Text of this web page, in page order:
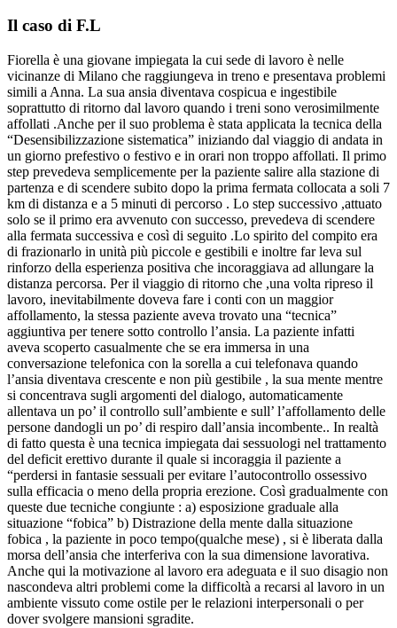
Il caso di F.L
Fiorella è una giovane impiegata la cui sede di lavoro è nelle
vicinanze di Milano che raggiungeva in treno e presentava problemi
simili a Anna. La sua ansia diventava cospicua e ingestibile
soprattutto di ritorno dal lavoro quando i treni sono verosimilmente
affollati .Anche per il suo problema è stata applicata la tecnica della
“Desensibilizzazione sistematica” iniziando dal viaggio di andata in
un giorno prefestivo o festivo e in orari non troppo affollati. Il primo
step prevedeva semplicemente per la paziente salire alla stazione di
partenza e di scendere subito dopo la prima fermata collocata a soli 7
km di distanza e a 5 minuti di percorso . Lo step successivo ,attuato
solo se il primo era avvenuto con successo, prevedeva di scendere
alla fermata successiva e così di seguito .Lo spirito del compito era
di frazionarlo in unità più piccole e gestibili e inoltre far leva sul
rinforzo della esperienza positiva che incoraggiava ad allungare la
distanza percorsa. Per il viaggio di ritorno che ,una volta ripreso il
lavoro, inevitabilmente doveva fare i conti con un maggior
affollamento, la stessa paziente aveva trovato una “tecnica”
aggiuntiva per tenere sotto controllo l’ansia. La paziente infatti
aveva scoperto casualmente che se era immersa in una
conversazione telefonica con la sorella a cui telefonava quando
l’ansia diventava crescente e non più gestibile , la sua mente mentre
si concentrava sugli argomenti del dialogo, automaticamente
allentava un po’ il controllo sull’ambiente e sull’ l’affollamento delle
persone dandogli un po’ di respiro dall’ansia incombente.. In realtà
di fatto questa è una tecnica impiegata dai sessuologi nel trattamento
del deficit erettivo durante il quale si incoraggia il paziente a
“perdersi in fantasie sessuali per evitare l’autocontrollo ossessivo
sulla efficacia o meno della propria erezione. Così gradualmente con
queste due tecniche congiunte : a) esposizione graduale alla
situazione “fobica” b) Distrazione della mente dalla situazione
fobica , la paziente in poco tempo(qualche mese) , si è liberata dalla
morsa dell’ansia che interferiva con la sua dimensione lavorativa.
Anche qui la motivazione al lavoro era adeguata e il suo disagio non
nascondeva altri problemi come la difficoltà a recarsi al lavoro in un
ambiente vissuto come ostile per le relazioni interpersonali o per
dover svolgere mansioni sgradite.